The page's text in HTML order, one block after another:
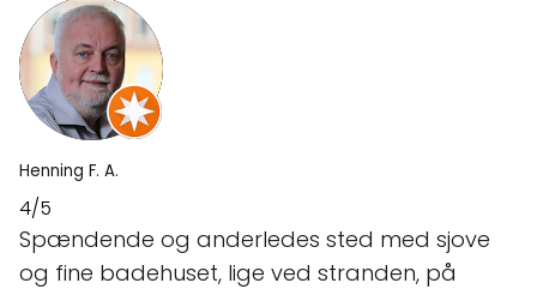
Henning F. A.
4/5
Spændende og anderledes sted med sjove
og fine badehuset, lige ved stranden, på